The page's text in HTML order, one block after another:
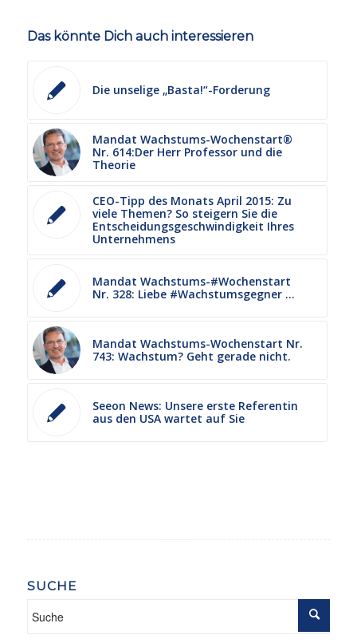
Das könnte Dich auch interessieren
Die unselige „Basta!“-Forderung
Mandat Wachstums-Wochenstart®
Nr. 614:Der Herr Professor und die
Theorie
CEO-Tipp des Monats April 2015: Zu
viele Themen? So steigern Sie die
Entscheidungsgeschwindigkeit Ihres
Unternehmens
Mandat Wachstums-#Wochenstart
Nr. 328: Liebe #Wachstumsgegner …
Mandat Wachstums-Wochenstart Nr.
743: Wachstum? Geht gerade nicht.
Seeon News: Unsere erste Referentin
aus den USA wartet auf Sie
SUCHE